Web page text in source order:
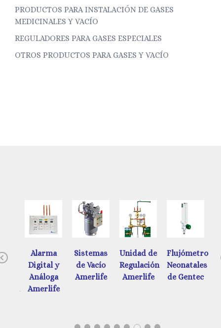
PRODUCTOS PARA INSTALACIÓN DE GASES
MEDICINALES Y VACÍO
REGULADORES PARA GASES ESPECIALES
OTROS PRODUCTOS PARA GASES Y VACÍO
Previous
Alarma
Digital y
Análoga
Amerlife
Sistemas
de Vacío
Amerlife
Unidad de
Regulación
Amerlife
Flujómetros
Neonatales
de Gentec